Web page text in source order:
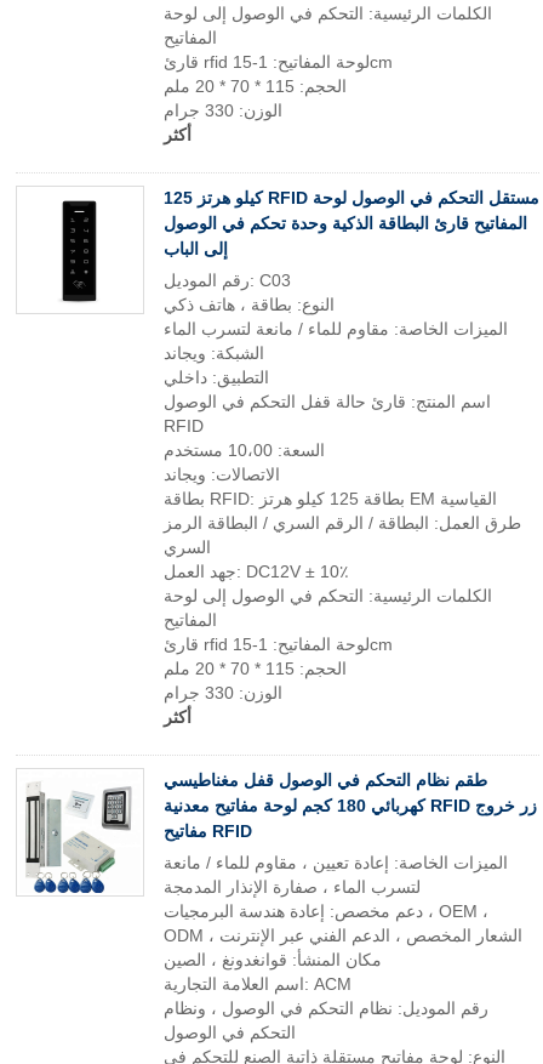
الكلمات الرئيسية: التحكم في الوصول إلى لوحة
المفاتيح
قارئ rfid لوحة المفاتيح: 1-15cm
الحجم: 115 * 70 * 20 ملم
الوزن: 330 جرام
أكثر
125 كيلو هرتز RFID مستقل التحكم في الوصول لوحة
المفاتيح قارئ البطاقة الذكية وحدة تحكم في الوصول
إلى الباب
رقم الموديل: C03
النوع: بطاقة ، هاتف ذكي
الميزات الخاصة: مقاوم للماء / مانعة لتسرب الماء
الشبكة: ويجاند
التطبيق: داخلي
اسم المنتج: قارئ حالة قفل التحكم في الوصول
RFID
السعة: 10،00 مستخدم
الاتصالات: ويجاند
بطاقة RFID: بطاقة 125 كيلو هرتز EM القياسية
طرق العمل: البطاقة / الرقم السري / البطاقة الرمز
السري
جهد العمل: DC12V ± 10٪
الكلمات الرئيسية: التحكم في الوصول إلى لوحة
المفاتيح
قارئ rfid لوحة المفاتيح: 1-15cm
الحجم: 115 * 70 * 20 ملم
الوزن: 330 جرام
أكثر
طقم نظام التحكم في الوصول قفل مغناطيسي
كهربائي 180 كجم لوحة مفاتيح معدنية RFID زر خروج
مفاتيح RFID
الميزات الخاصة: إعادة تعيين ، مقاوم للماء / مانعة
لتسرب الماء ، صفارة الإنذار المدمجة
دعم مخصص: إعادة هندسة البرمجيات ، OEM ،
ODM ، الشعار المخصص ، الدعم الفني عبر الإنترنت
مكان المنشأ: قوانغدونغ ، الصين
اسم العلامة التجارية: ACM
رقم الموديل: نظام التحكم في الوصول ، ونظام
التحكم في الوصول
النوع: لوحة مفاتيح مستقلة ذاتية الصنع للتحكم في